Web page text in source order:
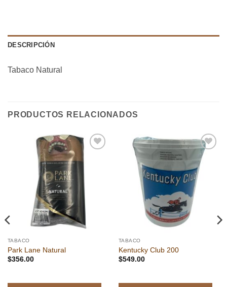
DESCRIPCIÓN
Tabaco Natural
PRODUCTOS RELACIONADOS
TABACO
Park Lane Natural
$356.00
Añadir
a la
lista de
deseos
TABACO
Kentucky Club 200
$549.00